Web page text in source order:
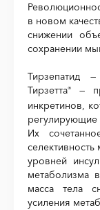
в новом
снижении
сохранении
Тирзепатид
Тирзетта®
—
инкретинов,
регулирующие
Их
уровней
метаболизма
масса тела
усиления